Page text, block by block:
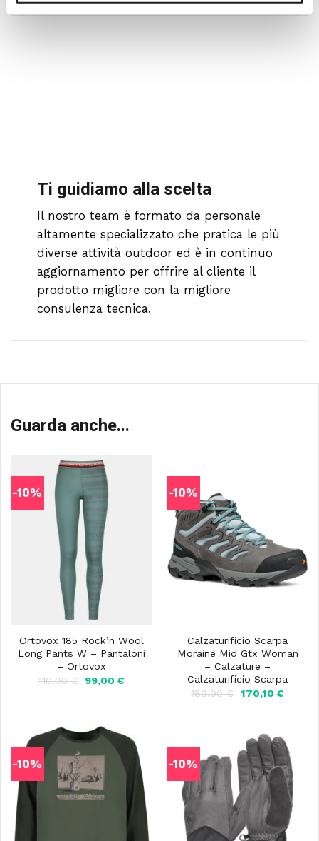
Ti guidiamo alla scelta
Il nostro team è formato da personale
altamente specializzato che pratica le più
diverse attività outdoor ed è in continuo
aggiornamento per offrire al cliente il
prodotto migliore con la migliore
consulenza tecnica.
Guarda anche...
-10%
Ortovox 185 Rock’n Wool
Long Pants W – Pantaloni
– Ortovox
110,00€
Il
99,00€Il
-10%
Calzaturificio Scarpa
Moraine Mid Gtx Woman
– Calzature –
Calzaturificio Scarpa
189,00€
Il
189,00 €.
170,10 €Il
-10% -10%